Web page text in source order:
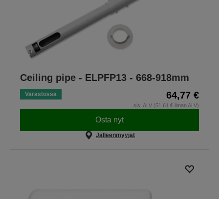
Ceiling pipe - ELPFP13 - 668-918mm
Varastossa 64,77 €
sis. ALV (51,61 € ilman ALV)
Osta nyt
Jälleenmyyjät